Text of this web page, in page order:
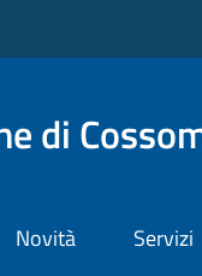
di
Novità Servizi